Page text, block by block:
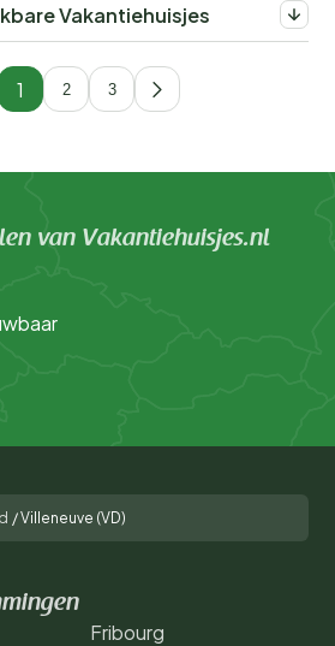
Vakantiehuisjes
1 2 3
van Vakantiehuisjes.nl
/Villeneuve (VD)
Fribourg